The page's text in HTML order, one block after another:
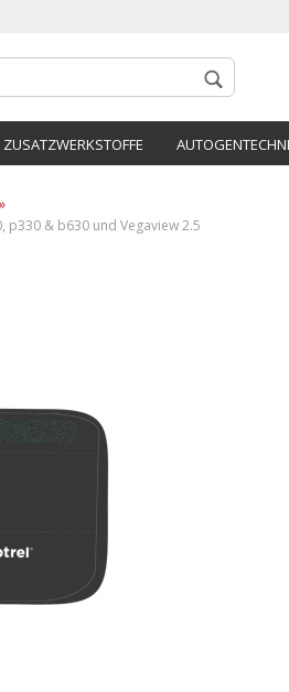
ZUSATZWERKSTOFFE
»
p330 & b630 und Vegaview 2.5